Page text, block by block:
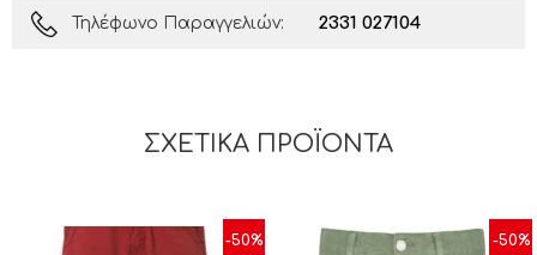
Τηλέφωνο Παραγγελιών: 2331 027104
ΣΧΕΤΙΚΆ ΠΡΟΪΌΝΤΑ
-50% -50%